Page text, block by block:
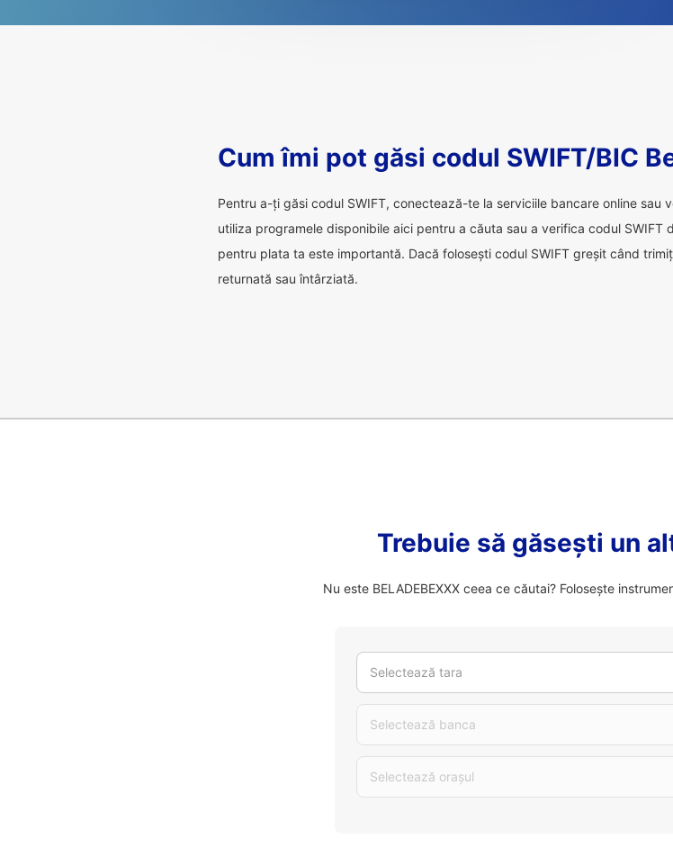
Cum îmi pot găsi codul SWIFT/BIC
Pentru a-ți găsi codul SWIFT, conectează-te la serviciile bancare online
utiliza programele disponibile aici pentru a căuta sau a verifica codul SWIFT
pentru plata ta este importantă. Dacă folosești codul SWIFT greșit când
returnată sau întârziată.
Trebuie să găsești un
Nu este BELADEBEXXX ceea ce căutai? Folosește
Selectează tara
Selectează banca
Selectează orașul